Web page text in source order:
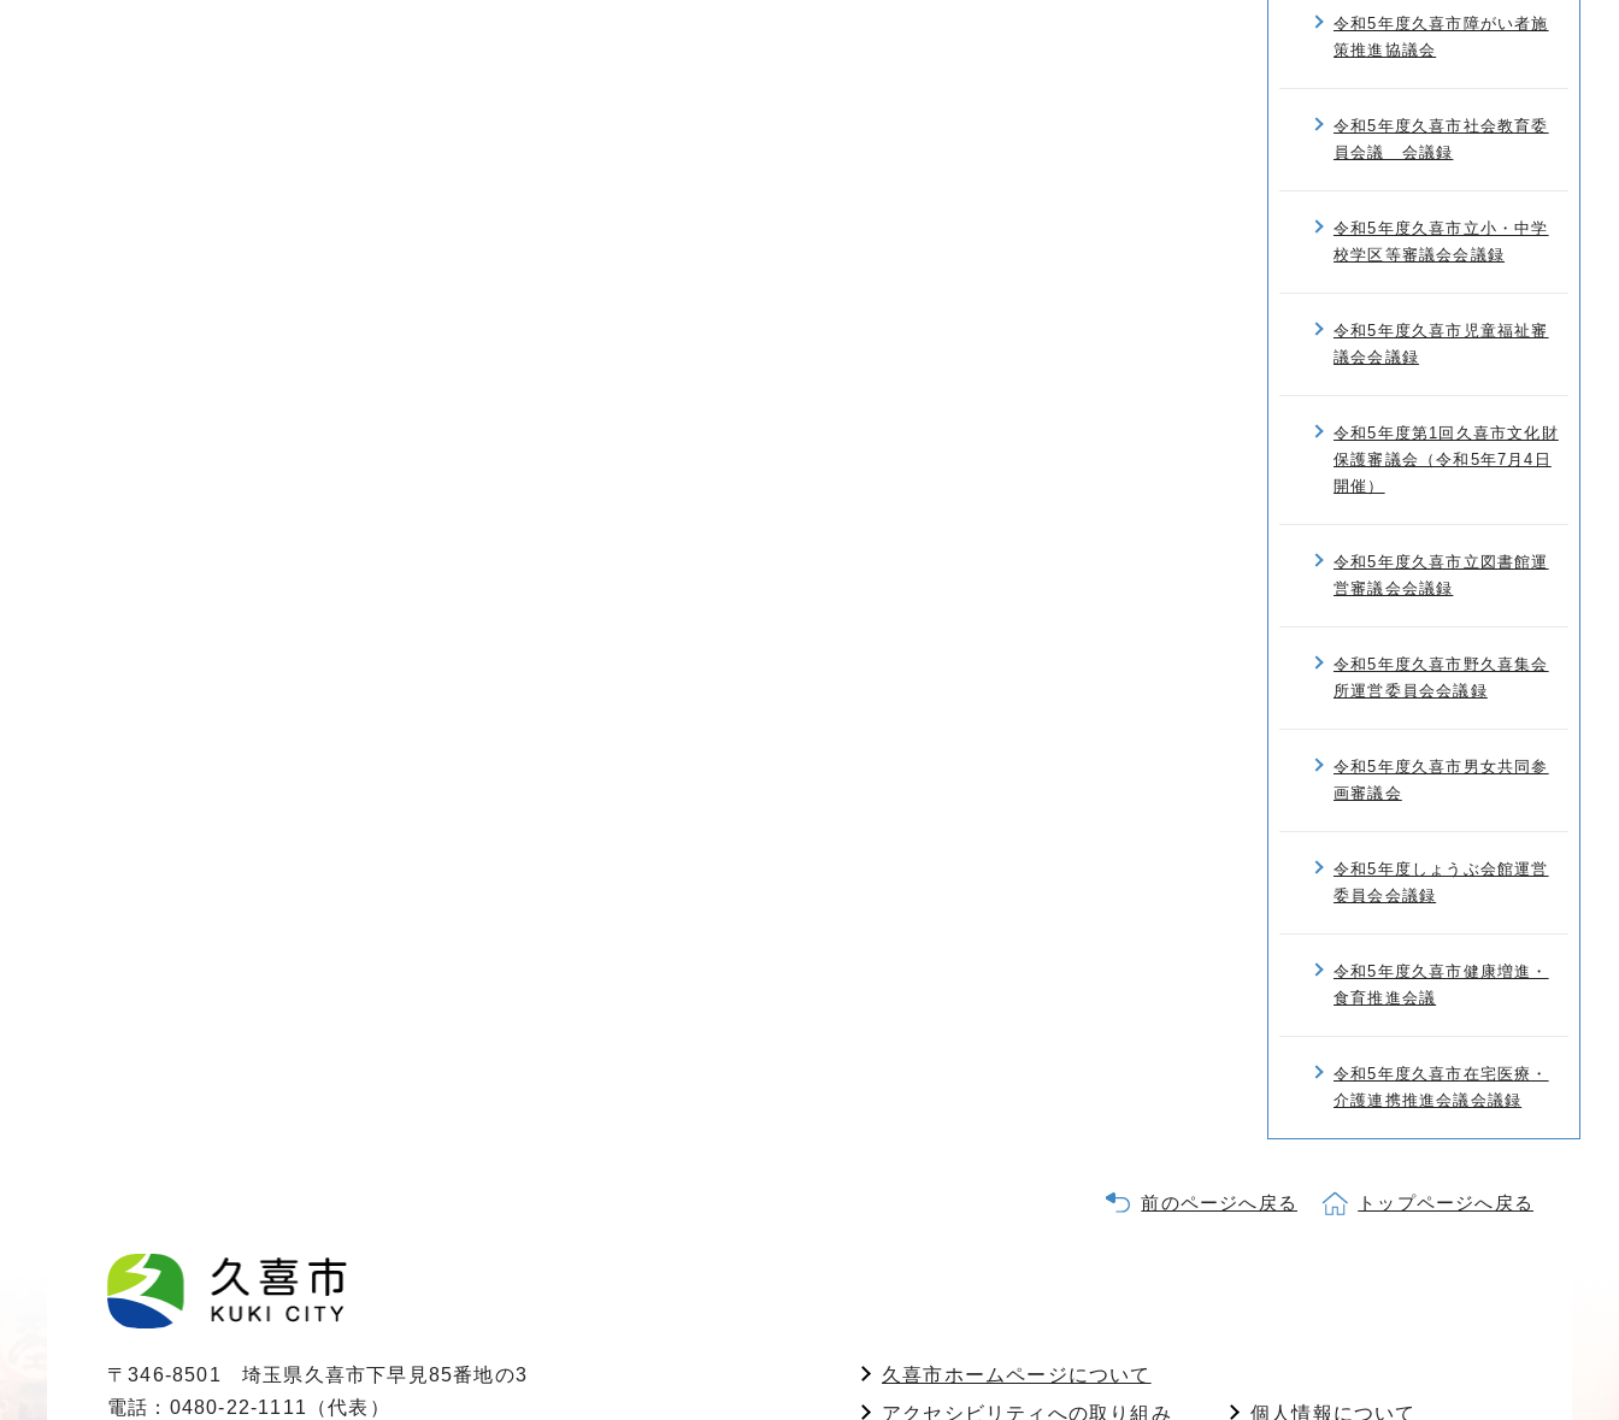
令和5年度久喜市障がい者施
策推進協議会
令和5年度久喜市社会教育委
員会議 会議録
令和5年度久喜市立小・中学
校学区等審議会会議録
令和5年度久喜市児童福祉審
議会会議録
令和5年度第1回久喜市文化財
保護審議会（令和5年7月4日
開催）
令和5年度久喜市立図書館運
営審議会会議録
令和5年度久喜市野久喜集会
所運営委員会会議録
令和5年度久喜市男女共同参
画審議会
令和5年度しょうぶ会館運営
委員会会議録
令和5年度久喜市健康増進・
食育推進会議
令和5年度久喜市在宅医療・
介護連携推進会議会議録
前のページへ戻る トップページへ戻る
〒346-8501 埼玉県久喜市下早見85番地の3
電話：0480-22-1111（代表）
久喜市ホームページについて
アクセシビリティへの取り組み
個人情報について